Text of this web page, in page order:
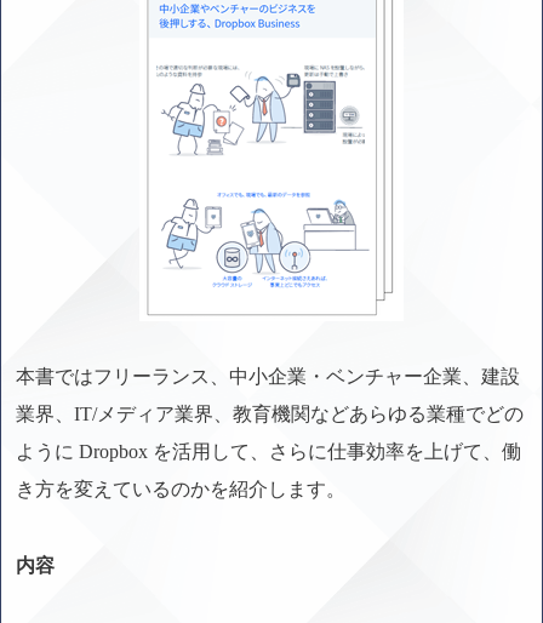
本書ではフリーランス、中小企業・ベンチャー企業、建設
業界、IT/メディア業界、教育機関などあらゆる業種でどの
ように Dropbox を活用して、さらに仕事効率を上げて、働
き方を変えているのかを紹介します。
内容